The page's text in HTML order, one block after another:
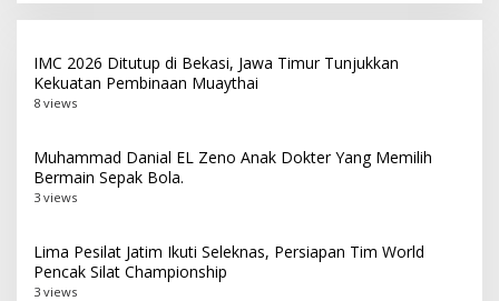
IMC 2026 Ditutup di Bekasi, Jawa Timur Tunjukkan
Kekuatan Pembinaan Muaythai
8 views
Muhammad Danial EL Zeno Anak Dokter Yang Memilih
Bermain Sepak Bola.
3 views
Lima Pesilat Jatim Ikuti Seleknas, Persiapan Tim World
Pencak Silat Championship
3 views